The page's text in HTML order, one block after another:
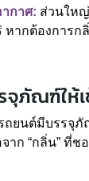
กาศ: ส่วนให
หากต้องการ
จุภัณฑ์ใ
ยนต์มีบรรจุภั
าก “กลิ่น” ที่